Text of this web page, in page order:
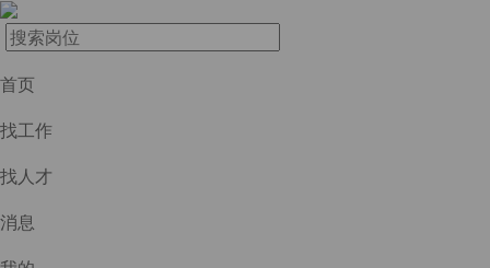
首页
找工作
找人才
消息